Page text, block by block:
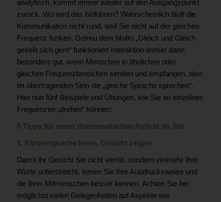
analytisch, kommt immer wieder auf den Ausgangspunkt
zurück. Wo wird das hinführen? Wahrscheinlich läuft die
Kommunikation nicht rund, weil Sie nicht auf der gleichen
Frequenz funken. Getreu dem Motto „Gleich und Gleich
gesellt sich gern“ funktioniert Interaktion immer dann
besonders gut, wenn Menschen in ähnlichen oder
gleichen Frequenzbereichen senden und empfangen, also
im übertragenden Sinn die „gleiche Sprache sprechen“.
Hier nun fünf Beispiele und Übungen, wie Sie an einzelnen
Frequenzen „drehen“ können:
5 Tipps für einen charismatischen Auftritt im Job
1. Körpersprachelesen, Gesicht zeigen
Damit Ihr Gesicht Sie nicht verrät, sondern vielmehr Ihre
Worte unterstreicht, lernen Sie Ihre Ausdrucksweise und
die Ihrer Mitmenschen besser kennen. Achten Sie bei
möglichst vielen Gelegenheiten auf Aspekte wie